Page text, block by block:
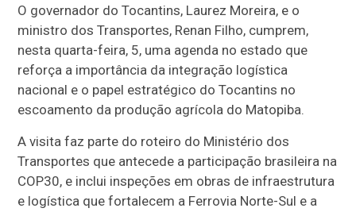
O governador do Tocantins, Laurez Moreira, e o
ministro dos Transportes, Renan Filho, cumprem,
nesta quarta-feira, 5, uma agenda no estado que
reforça a importância da integração logística
nacional e o papel estratégico do Tocantins no
escoamento da produção agrícola do Matopiba.
A visita faz parte do roteiro do Ministério dos
Transportes que antecede a participação brasileira na
COP30, e inclui inspeções em obras de infraestrutura
e logística que fortalecem a Ferrovia Norte-Sul e a